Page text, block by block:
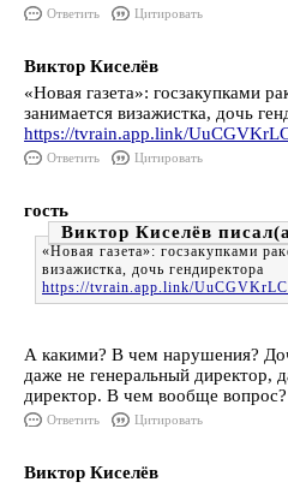
Ответить Цитировать
Виктор Киселёв
«Новая газета»: госзакупками
занимается визажистка, дочь
https://tvrain.app.link/
Ответить Цитировать
гость
Виктор Киселёв
«Новая газета»: госзакупками
визажистка, дочь гендиректора
https://tvrain.app.link/
А какими? В чем нарушения?
даже не генеральный директор,
директор. В чем вообще вопрос?
Ответить Цитировать
Виктор Киселёв